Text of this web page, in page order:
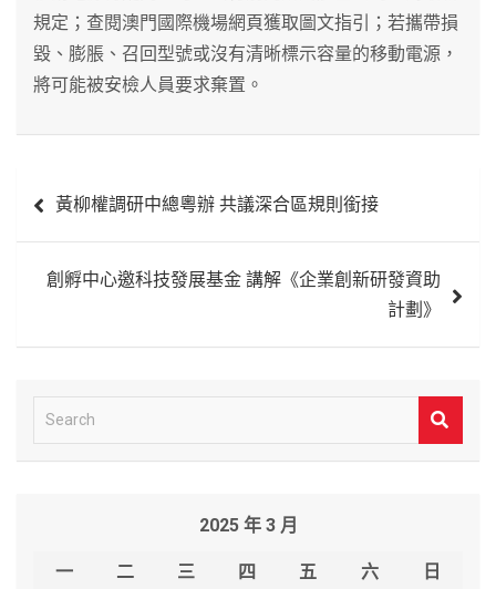
規定；查閱澳門國際機場網頁獲取圖文指引；若攜帶損
毀、膨脹、召回型號或沒有清晰標示容量的移動電源，
將可能被安檢人員要求棄置。
章
黃柳權調研中總粵辦 共議深合區規則銜接
創孵中心邀科技發展基金 講解《企業創新研發資助
計劃》
e
2025 年 3 月
一 二 三 四 五 六
日